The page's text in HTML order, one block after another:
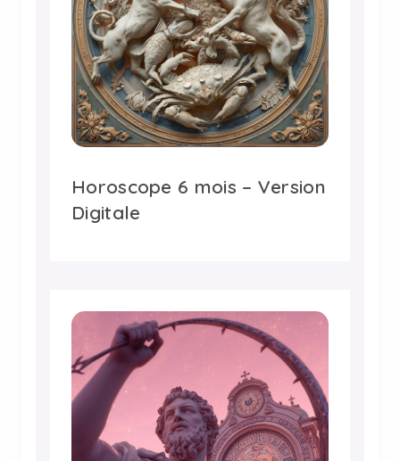
Horoscope 6 mois – Version
Digitale